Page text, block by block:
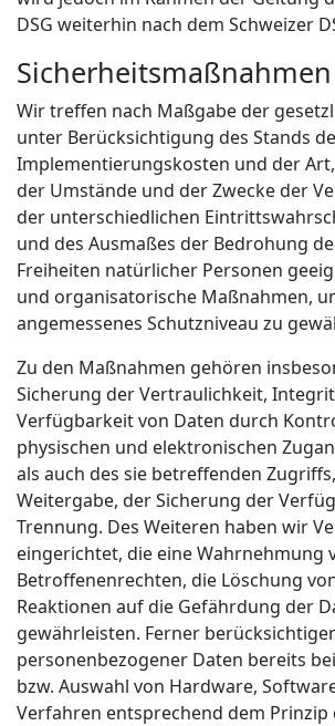
DSG weiterhin nach dem Schweizer
Sicherheitsmaßnahmen
Wir treffen nach Maßgabe der
unter Berücksichtigung des Stands
Implementierungskosten und der
der Umstände und der Zwecke der
der unterschiedlichen
und des Ausmaßes der Bedrohung
Freiheiten natürlicher Personen
und organisatorische Maßnahmen,
angemessenes Schutzniveau zu
Zu den Maßnahmen gehören
Sicherung der Vertraulichkeit,
Verfügbarkeit von Daten durch
physischen und elektronischen
als auch des sie betreffenden
Weitergabe, der Sicherung der
Trennung. Des Weiteren haben wir
eingerichtet, die eine Wahrnehmung
Betroffenenrechten, die Löschung
Reaktionen auf die Gefährdung der
gewährleisten. Ferner
personenbezogener Daten bereits
bzw. Auswahl von Hardware,
Verfahren entsprechend dem Prinzip